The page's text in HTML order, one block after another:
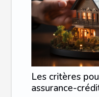
Les critères
assurance-